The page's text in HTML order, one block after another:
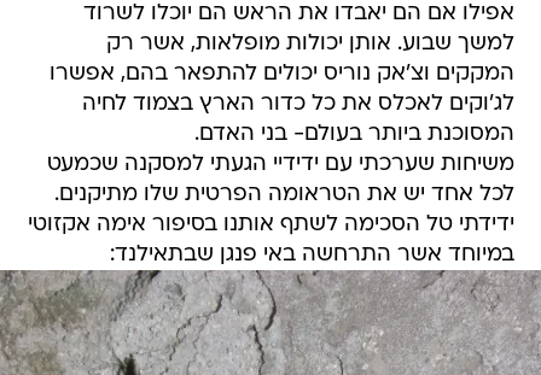
אפילו אם הם יאבדו את הראש הם יוכלו לשרוד
למשך שבוע. אותן יכולות מופלאות, אשר רק
המקקים וצ'אק נוריס יכולים להתפאר בהם, אפשרו
לג'וקים לאכלס את כל כדור הארץ בצמוד לחיה
המסוכנת ביותר בעולם- בני האדם.
משיחות שערכתי עם ידידיי הגעתי למסקנה שכמעט
לכל אחד יש את הטראומה הפרטית שלו מתיקנים.
ידידתי טל הסכימה לשתף אותנו בסיפור אימה אקזוטי
במיוחד אשר התרחשה באי פנגן שבתאילנד: